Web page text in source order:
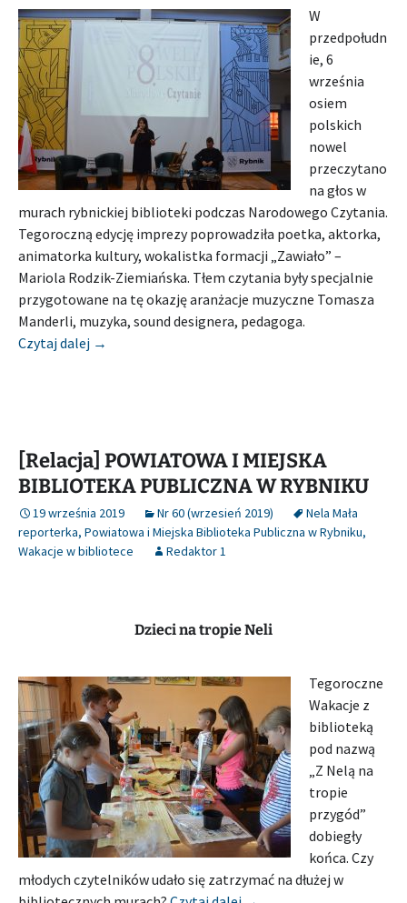
W
przedpołudn
ie, 6
września
osiem
polskich
nowel
przeczytano
na głos w
murach rybnickiej biblioteki podczas Narodowego Czytania.
Tegoroczną edycję imprezy poprowadziła poetka, aktorka,
animatorka kultury, wokalistka formacji „Zawiało” –
Mariola Rodzik-Ziemiańska. Tłem czytania były specjalnie
przygotowane na tę okazję aranżacje muzyczne Tomasza
Manderli, muzyka, sound designera, pedagoga.
Czytaj dalej [Relacja] POWIATOWA I MIEJSKA BIBLIOTEKA
→
[Relacja] POWIATOWA I MIEJSKA
BIBLIOTEKA PUBLICZNA W RYBNIKU
19 września 2019 Nr 60 (wrzesień 2019)
Nela Mała
reporterka, Powiatowa i Miejska Biblioteka Publiczna w Rybniku,
Wakacje w bibliotece
Redaktor 1
Dzieci na tropie Neli
Tegoroczne
Wakacje z
biblioteką
pod nazwą
„Z Nelą na
tropie
przygód”
dobiegły
końca. Czy
młodych czytelników udało się zatrzymać na dłużej w